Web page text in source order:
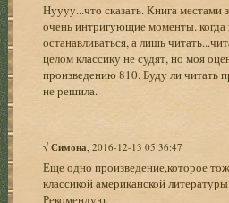
Нуууу...что сказать. Книга местами
очень интригующие моменты. когда
останавливаться, а лишь
целом классику не судят, но моя
произведению 810. Буду ли читать
не решила.
√Симона , 2016-12-13 05:36:47
Еще одно произведение,которое
классикой американской
Рекомендую.